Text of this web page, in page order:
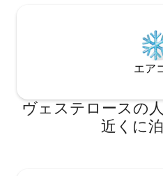
エア
ヴェステロースの
近くに